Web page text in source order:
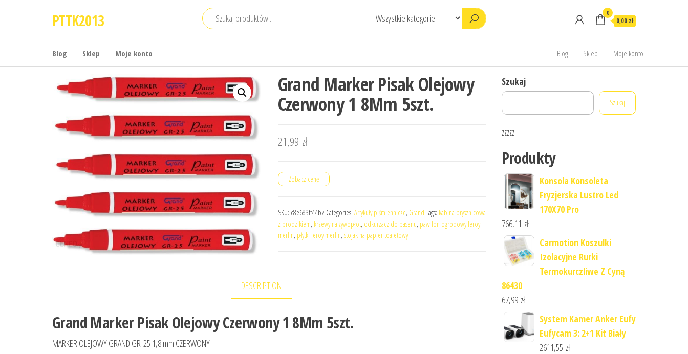
PTTK2013 0
0,00 zł
Blog Sklep Moje konto Blog Sklep Moje konto
Grand Marker Pisak Olejowy
Czerwony 1 8Mm 5szt.
21,99 zł
Zobacz cenę
SKU: c8e683ff44b7 Categories: Artykuły piśmiennicze, Grand Tags: kabina prysznicowa
z brodzikiem, krzewy na żywopłot, odkurzacz do basenu, pawilon ogrodowy leroy
merlin, płytki leroy merlin, stojak na papier toaletowy
DESCRIPTION
Grand Marker Pisak Olejowy Czerwony 1 8Mm 5szt.
MARKER OLEJOWY GRAND GR-25 1,8 mm CZERWONY
Szukaj
Szukaj
zzzzz
Produkty
Konsola Konsoleta
Fryzjerska Lustro Led
170X70 Pro
766,11 zł
Carmotion Koszulki
Izolacyjne Rurki
Termokurczliwe Z Cyną
86430
67,99 zł
System Kamer Anker Eufy
Eufycam 3: 2+1 Kit Biały
2611,55 zł